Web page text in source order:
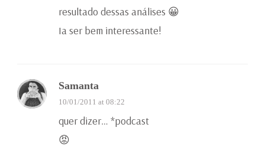
resultado dessas análises 😀
Ia ser bem interessante!
Samanta
10/01/2011 at 08:22
quer dizer… *podcast
😡